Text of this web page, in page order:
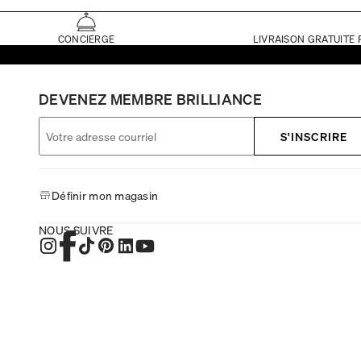
CONCIERGE LIVRAISON GRATUITE
DEVENEZ MEMBRE BRILLIANCE
S'INSCRIRE
Définir mon magasin
NOUS SUIVRE